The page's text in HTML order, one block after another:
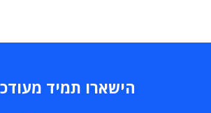
הישארו תמיד